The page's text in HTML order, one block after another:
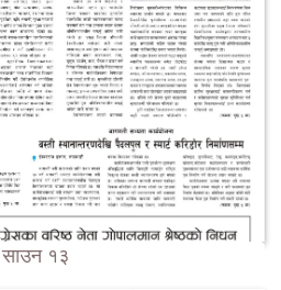
साउन १३